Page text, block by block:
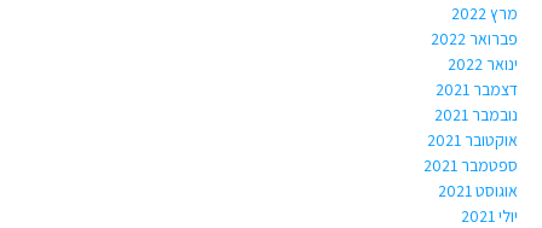
מרץ 2022
פברואר 2022
ינואר 2022
דצמבר 2021
נובמבר 2021
אוקטובר 2021
ספטמבר 2021
אוגוסט 2021
יולי 2021